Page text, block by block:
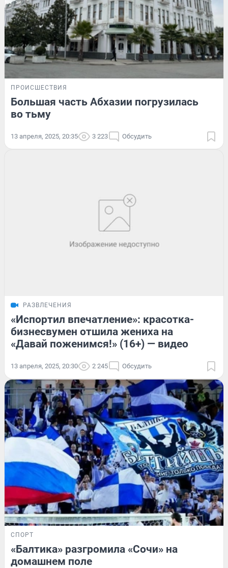
ПРОИСШЕСТВИЯ
Большая часть Абхазии погрузилась
во тьму
13 апреля, 2025, 20:35 3 223 Обсудить
РАЗВЛЕЧЕНИЯ
«Испортил впечатление»: красотка-
бизнесвумен отшила жениха на
«Давай поженимся!» (16+) — видео
13 апреля, 2025, 20:30 2 245 Обсудить
СПОРТ
«Балтика» разгромила «Сочи» на
домашнем поле